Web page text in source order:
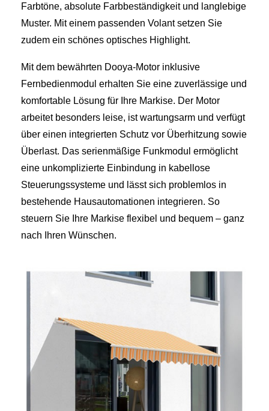
Farbtöne, absolute Farbbeständigkeit und langlebige
Muster. Mit einem passenden Volant setzen Sie
zudem ein schönes optisches Highlight.
Mit dem bewährten Dooya‑Motor inklusive
Fernbedienmodul erhalten Sie eine zuverlässige und
komfortable Lösung für Ihre Markise. Der Motor
arbeitet besonders leise, ist wartungsarm und verfügt
über einen integrierten Schutz vor Überhitzung sowie
Überlast. Das serienmäßige Funkmodul ermöglicht
eine unkomplizierte Einbindung in kabellose
Steuerungssysteme und lässt sich problemlos in
bestehende Hausautomationen integrieren. So
steuern Sie Ihre Markise flexibel und bequem – ganz
nach Ihren Wünschen.